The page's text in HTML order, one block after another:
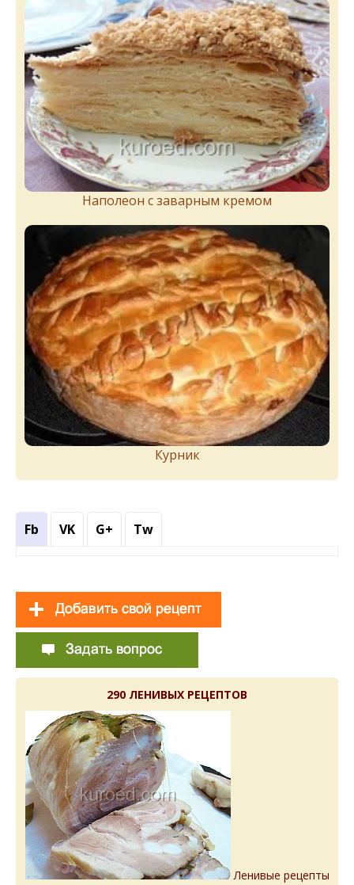
Наполеон с заварным кремом
Курник
Fb VK G+ Tw
290 ЛЕНИВЫХ РЕЦЕПТОВ
Ленивые рецепты